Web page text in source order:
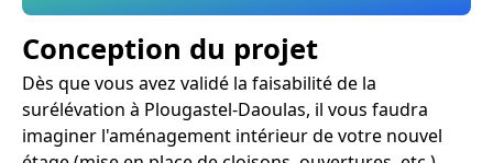
Conception du projet
Dès que vous avez validé la faisabilité de la
surélévation à Plougastel-Daoulas, il vous faudra
imaginer l'aménagement intérieur de votre nouvel